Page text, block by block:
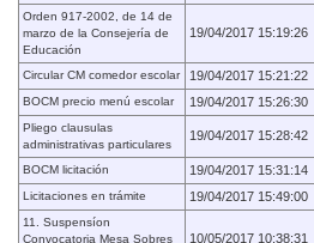
Orden 917-2002, de 14 de
marzo de la Consejería de
Educación
19/04/2017 15:19:26
Circular CM comedor escolar 19/04/2017 15:21:22
BOCM precio menú escolar
19/04/2017 15:26:30
Pliego clausulas
administrativas particulares
19/04/2017 15:28:42
BOCM licitación 19/04/2017 15:31:14
Licitaciones en trámite
19/04/2017 15:49:00
11. Suspensíon
Convocatoria Mesa Sobres
10/05/2017 10:38:31